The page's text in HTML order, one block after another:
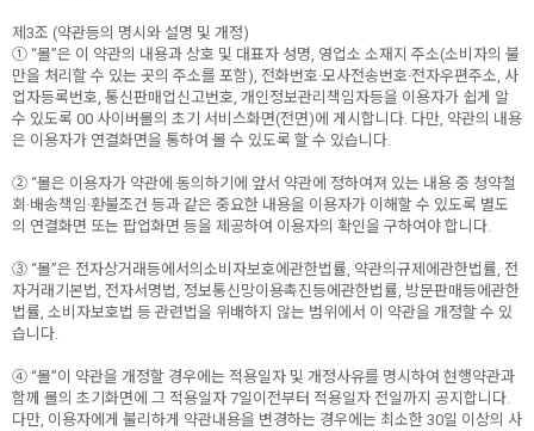
제3조 (약관등의 명시와 설명 및 개정)
① “몰”은 이 약관의 내용과 상호 및 대표자 성명, 영업소 소재지 주소(소비자의 불
만을 처리할 수 있는 곳의 주소를 포함), 전화번호·모사전송번호·전자우편주소, 사
업자등록번호, 통신판매업신고번호, 개인정보관리책임자등을 이용자가 쉽게 알
수 있도록 00 사이버몰의 초기 서비스화면(전면)에 게시합니다. 다만, 약관의 내용
은 이용자가 연결화면을 통하여 볼 수 있도록 할 수 있습니다.
② “몰은 이용자가 약관에 동의하기에 앞서 약관에 정하여져 있는 내용 중 청약철
회·배송책임·환불조건 등과 같은 중요한 내용을 이용자가 이해할 수 있도록 별도
의 연결화면 또는 팝업화면 등을 제공하여 이용자의 확인을 구하여야 합니다.
③ “몰”은 전자상거래등에서의소비자보호에관한법률, 약관의규제에관한법률, 전
자거래기본법, 전자서명법, 정보통신망이용촉진등에관한법률, 방문판매등에관한
법률, 소비자보호법 등 관련법을 위배하지 않는 범위에서 이 약관을 개정할 수 있
습니다.
④ “몰”이 약관을 개정할 경우에는 적용일자 및 개정사유를 명시하여 현행약관과
함께 몰의 초기화면에 그 적용일자 7일이전부터 적용일자 전일까지 공지합니다.
다만, 이용자에게 불리하게 약관내용을 변경하는 경우에는 최소한 30일 이상의 사